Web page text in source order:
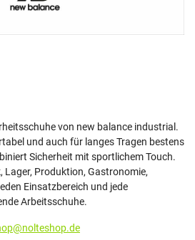
von new balance industrial.
und auch für langes Tragen bestens
Sicherheit mit sportlichem Touch.
Lager, Produktion, Gastronomie,
Einsatzbereich und jede
Arbeitsschuhe.